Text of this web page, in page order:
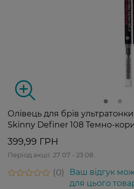
Олівець для брів
Skinny Definer 108 Темно-
399,99 ГРН
Період акції: 27 07 - 23 08
0
Ваш відгук
для цього